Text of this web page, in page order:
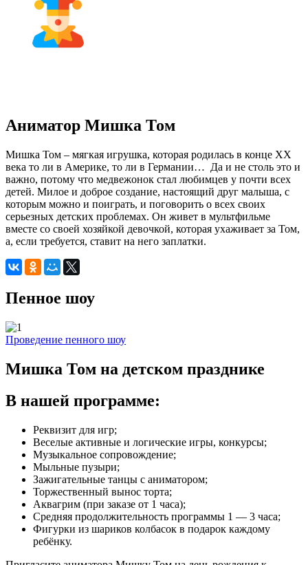
Аниматор Мишка Том
Мишка Том – мягкая игрушка, которая родилась в конце ХХ
века то ли в Америке, то ли в Германии… Да и не столь это и
важно, потому что медвежонок стал любимцев у почти всех
детей. Милое и доброе создание, настоящий друг малыша, с
которым можно и поиграть, и поговорить о всех своих
серьезных детских проблемах. Он живет в мультфильме
вместе со своей хозяйкой девочкой, которая ухаживает за Том,
а, если требуется, ставит на него заплатки.
Пенное шоу
Проведение пенного шоу
Мишка Том на детском празднике
В нашей программе:
Реквизит для игр;
Веселые активные и логические игры, конкурсы;
Музыкальное сопровождение;
Мыльные пузыри;
Зажигательные танцы с аниматором;
Торжественный вынос торта;
Аквагрим (при заказе от 1 часа);
Средняя продолжительность программы 1 — 3 часа;
Фигурки из шариков колбасок в подарок каждому
ребёнку.